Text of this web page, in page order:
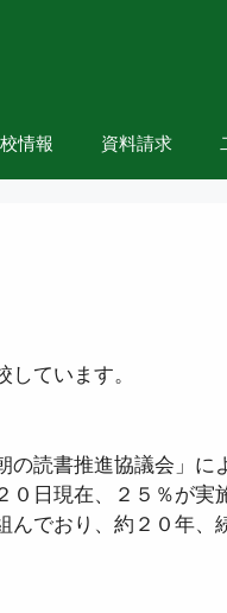
情報 資料請求
ています。
の読書推進協議会」に
０日現在、２５％が実
んでおり、約２０年、